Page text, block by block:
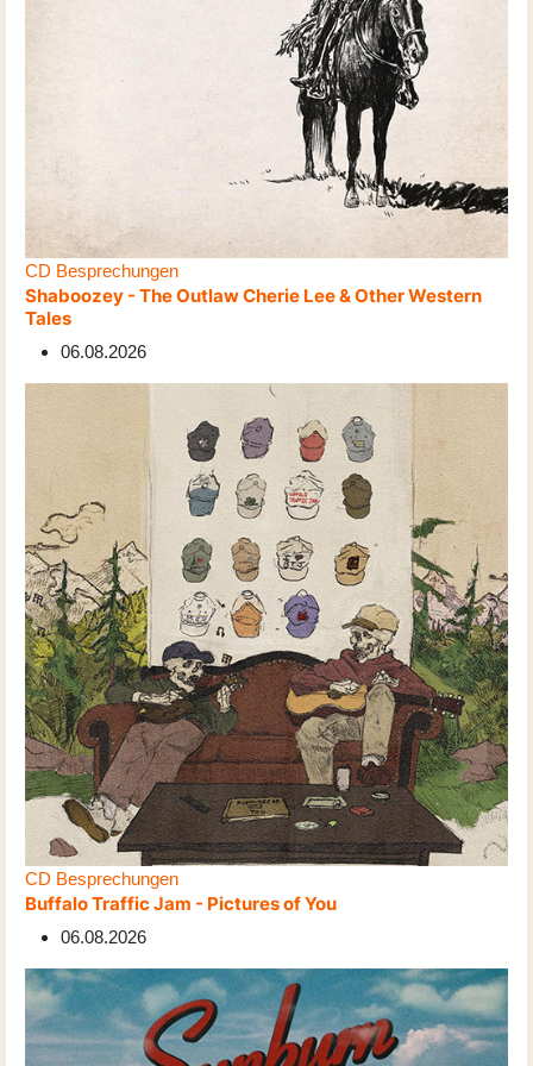
CD Besprechungen
Shaboozey - The Outlaw Cherie Lee & Other Western
Tales
06.08.2026
CD Besprechungen
Buffalo Traffic Jam - Pictures of You
06.08.2026